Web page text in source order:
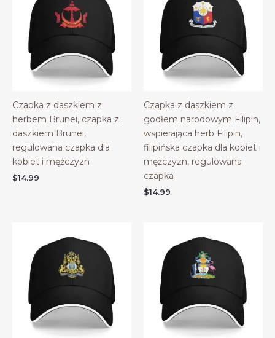
Czapka z daszkiem z
herbem Brunei, czapka z
daszkiem Brunei,
regulowana czapka dla
kobiet i mężczyzn
$14.99
Czapka z daszkiem z
godłem narodowym Filipin,
wspierająca herb Filipin,
filipińska czapka dla kobiet i
mężczyzn, regulowana
czapka
$14.99